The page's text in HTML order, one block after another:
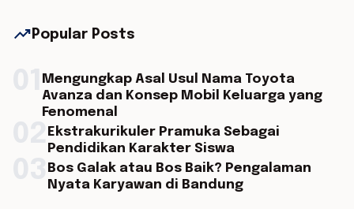
trending_up Popular Posts
Mengungkap Asal Usul Nama Toyota
Avanza dan Konsep Mobil Keluarga yang
Fenomenal
Ekstrakurikuler Pramuka Sebagai
Pendidikan Karakter Siswa
Bos Galak atau Bos Baik? Pengalaman
Nyata Karyawan di Bandung